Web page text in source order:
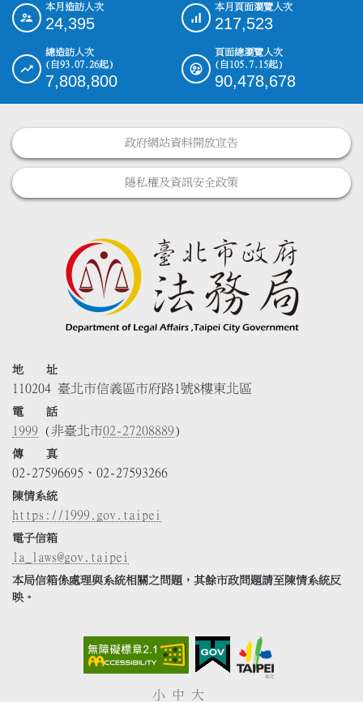
::: 本月造訪人次
24,395
本月頁面瀏覽人次
217,523
總造訪人次
(自93.07.26起)
7,808,800
頁面總瀏覽人次
(自105.7.15起)
90,478,678
政府網站資料開放宣告
隱私權及資訊安全政策
地 址
110204 臺北市信義區市府路1號8樓東北區
電 話
1999 (非臺北市02-27208889)
傳 真
02-27596695、02-27593266
陳情系統
https://1999.gov.taipei
電子信箱
la_laws@gov.taipei
本局信箱係處理與系統相關之問題，其餘市政問題請至陳情系統反
映。
小 中 大